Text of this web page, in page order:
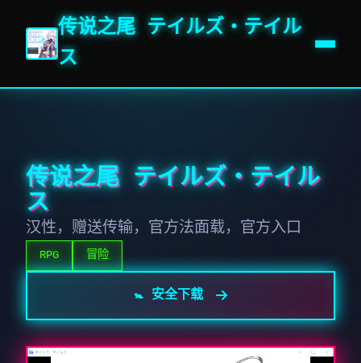
传说之尾 テイルズ・テイル
ス
传说之尾 テイルズ・テイル
ス
汉性，赠送传输，官方法面载，官方入口
RPG 冒险
🚼 安全下载